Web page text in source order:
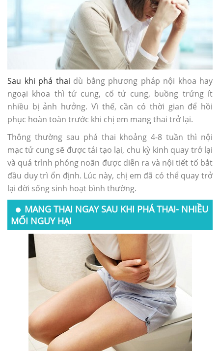
Sau khi phá thai dù bằng phương pháp nội khoa hay
ngoại khoa thì tử cung, cổ tử cung, buồng trứng ít
nhiều bị ảnh hưởng. Vì thế, cần có thời gian để hồi
phục hoàn toàn trước khi chị em mang thai trở lại.
Thông thường sau phá thai khoảng 4-8 tuần thì nội
mạc tử cung sẽ được tái tạo lại, chu kỳ kinh quay trở lại
và quá trình phóng noãn được diễn ra và nội tiết tố bắt
đầu duy trì ổn định. Lúc này, chị em đã có thể quay trở
lại đời sống sinh hoạt bình thường.
MANG THAI NGAY SAU KHI PHÁ THAI- NHIỀU
MỐI NGUY HẠI